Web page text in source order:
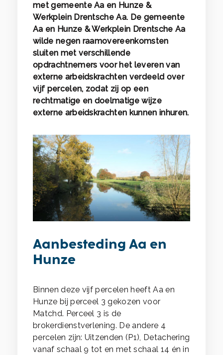
met gemeente Aa en Hunze &
Werkplein Drentsche Aa. De gemeente
Aa en Hunze & Werkplein Drentsche Aa
wilde negen raamovereenkomsten
sluiten met verschillende
opdrachtnemers voor het leveren van
externe arbeidskrachten verdeeld over
vijf percelen, zodat zij op een
rechtmatige en doelmatige wijze
externe arbeidskrachten kunnen inhuren.
Aanbesteding Aa en
Hunze
Binnen deze vijf percelen heeft Aa en
Hunze bij perceel 3 gekozen voor
Matchd. Perceel 3 is de
brokerdienstverlening. De andere 4
percelen zijn: Uitzenden (P1), Detachering
vanaf schaal 9 tot en met schaal 14 én in